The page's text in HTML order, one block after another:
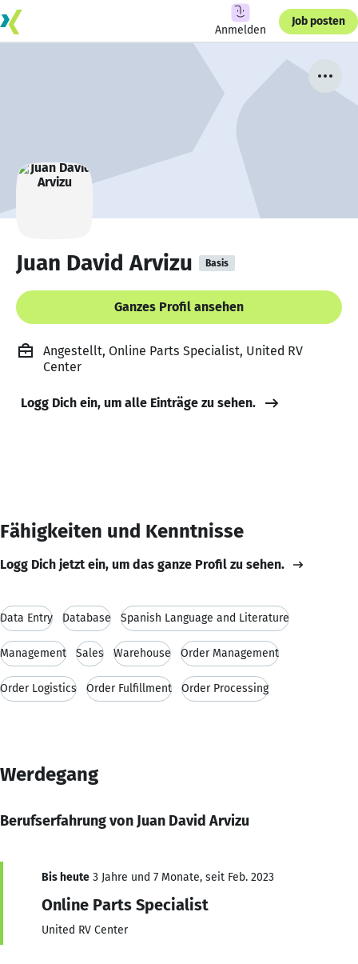
Anmelden
Job posten
Juan David Arvizu Basis
Ganzes Profil ansehen
Angestellt, Online Parts Specialist, United RV
Center
Logg Dich ein, um alle Einträge zu sehen.
Fähigkeiten und Kenntnisse
Logg Dich jetzt ein, um das ganze Profil zu sehen.
Data Entry Database Spanish Language and Literature
Management Sales Warehouse Order Management
Order Logistics Order Fulfillment Order Processing
Werdegang
Berufserfahrung von Juan David Arvizu
Bis heute 3 Jahre und 7 Monate, seit Feb. 2023
Online Parts Specialist
United RV Center